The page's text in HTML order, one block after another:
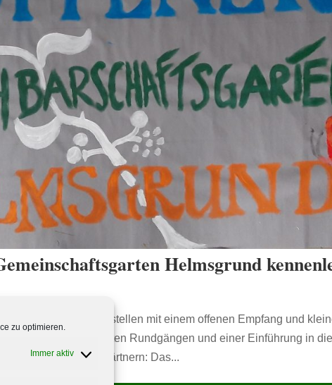
zu optimieren.
Immer aktiv
Helmsgrund
vorstellen mit einem offenen Empfang und
Führungen und Garten Rundgängen und einer Einführung in
gibt es offenes Gärtnern: Das...